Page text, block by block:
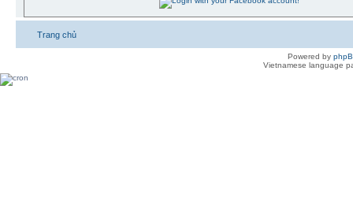
Trang chủ
Powered by
Vietnamese language